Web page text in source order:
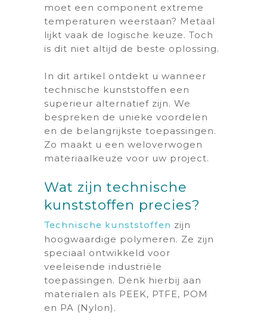
moet een component extreme
temperaturen weerstaan? Metaal
lijkt vaak de logische keuze. Toch
is dit niet altijd de beste oplossing.
In dit artikel ontdekt u wanneer
technische kunststoffen een
superieur alternatief zijn. We
bespreken de unieke voordelen
en de belangrijkste toepassingen.
Zo maakt u een weloverwogen
materiaalkeuze voor uw project.
Wat zijn technische
kunststoffen precies?
Technische kunststoffen zijn
hoogwaardige polymeren. Ze zijn
speciaal ontwikkeld voor
veeleisende industriële
toepassingen. Denk hierbij aan
materialen als PEEK, PTFE, POM
en PA (Nylon).